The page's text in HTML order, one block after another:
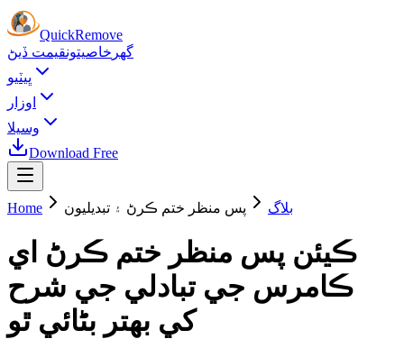
QuickRemove
گهر خاصيتونقيمت ڏيڻ
ڀيٽيو
اوزار
وسيلا
Download Free
Home بلاگ پس منظر ختم ڪرڻ ۽ تبديليون
ڪيئن پس منظر ختم ڪرڻ اي
ڪامرس جي تبادلي جي شرح
کي بهتر بڻائي ٿو